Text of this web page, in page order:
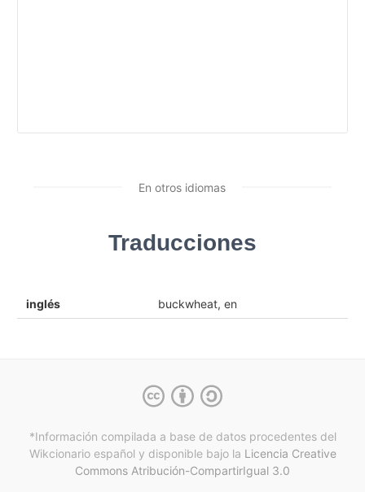
En otros idiomas
Traducciones
inglés buckwheat, en
*Información compilada a base de datos procedentes del
Wikcionario español y disponible bajo la Licencia Creative
Commons Atribución-CompartirIgual 3.0